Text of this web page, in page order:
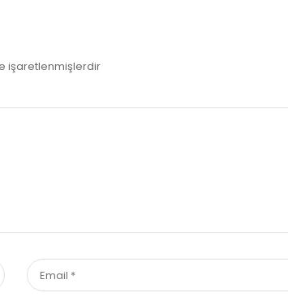
işaretlenmişlerdir